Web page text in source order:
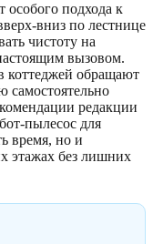
подхода к
вниз по лестнице
чистоту на
вызовом.
коттеджей обращают
самостоятельно
редакции
пылесос для
время, но и
этажах без лишних